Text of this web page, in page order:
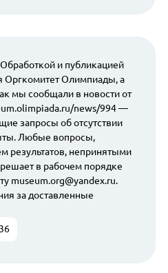
и публикацией
Оргкомитет Олимпиады, а
мы сообщали в новости от
news/994 —
запросы об отсутствии
Любые вопросы,
результатов, непринятыми
в рабочем порядке
museum.org@yandex.ru.
за доставленные